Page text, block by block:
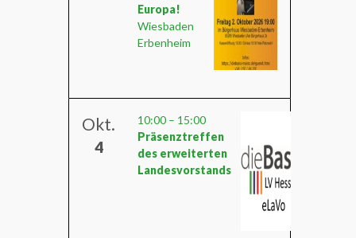
Europa!
Wiesbaden
Erbenheim
Okt.
4
10:00 – 15:00
Präsenztreffen
des erweiterten
Landesvorstands